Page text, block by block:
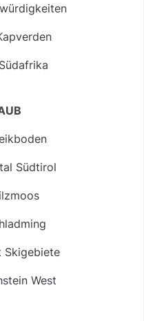
Südtirol
Skigebiete
West